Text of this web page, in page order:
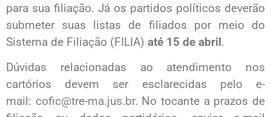
para sua filiação. Já os partidos políticos deverão
submeter suas listas de filiados por meio do
Sistema de Filiação (FILIA) até 15 de abril.
Dúvidas relacionadas ao atendimento nos
cartórios devem ser esclarecidas pelo e-
mail: cofic@tre-ma.jus.br. No tocante a prazos de